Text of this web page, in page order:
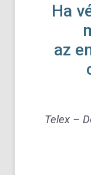
Ha
az
Telex –